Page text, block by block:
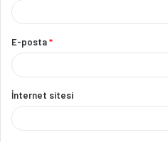
E-posta*
İnternet sitesi